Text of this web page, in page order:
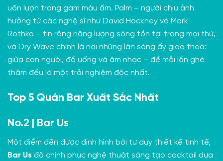
uốn lượn trong gam màu ấm. Palm – người chịu ảnh
hưởng từ các nghệ sĩ như David Hockney và Mark
Rothko – tin rằng năng lượng sóng tồn tại trong mọi thứ,
và Dry Wave chính là nơi những làn sóng ấy giao thoa:
giữa con người, đồ uống và âm nhạc – để mỗi lần ghé
thăm đều là một trải nghiệm độc nhất.
Top 5 Quán Bar Xuất Sắc Nhất
No.2 | Bar Us
Một điểm đến được định hình bởi tư duy thiết kế tinh tế,
Bar Us đã chinh phục nghệ thuật sáng tạo cocktail dựa